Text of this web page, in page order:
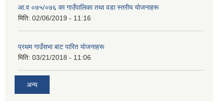
आ‍.व ०७५/०७६ का गाउँपालिका तथा वडा स्तरीय याेजनाहरू
मिति: 02/06/2019 - 11:16
प्रथम गाउँसभा बाट पारित याेजनाहरू
मिति: 03/21/2018 - 11:06
अन्य